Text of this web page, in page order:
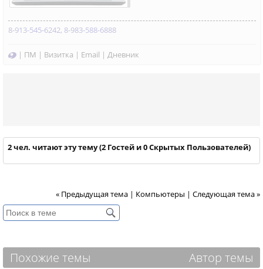
8-913-545-6242, 8-983-588-6888
| ПМ | Визитка | Email | Дневник
2 чел. читают эту тему (2 Гостей и 0 Скрытых Пользователей)
« Предыдущая тема | Компьютеры | Следующая тема »
Похожие темы Автор темы